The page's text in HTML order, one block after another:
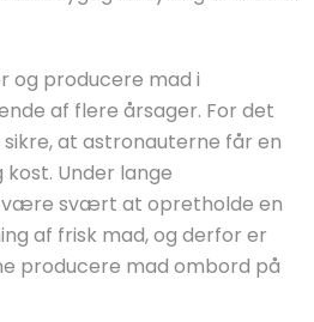
og producere mad i
af flere årsager. For det
at astronauterne får en
Under lange
være svært at opretholde en
af frisk mad, og derfor er
producere mad ombord på